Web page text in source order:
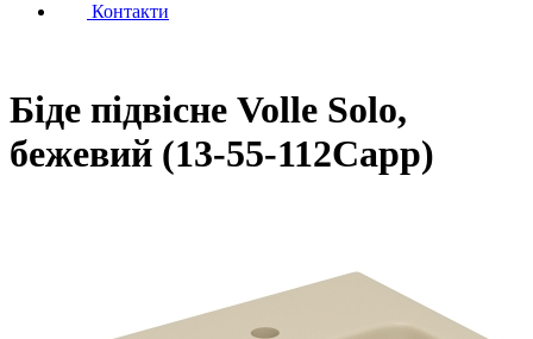
Контакти
Біде підвісне Volle Solo,
бежевий (13-55-112Capp)